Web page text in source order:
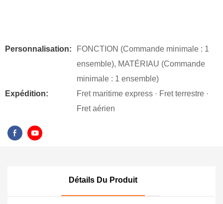
Personnalisation:
FONCTION (Commande minimale : 1
ensemble), MATÉRIAU (Commande
minimale : 1 ensemble)
Expédition:
Fret maritime express · Fret terrestre ·
Fret aérien
Détails Du Produit